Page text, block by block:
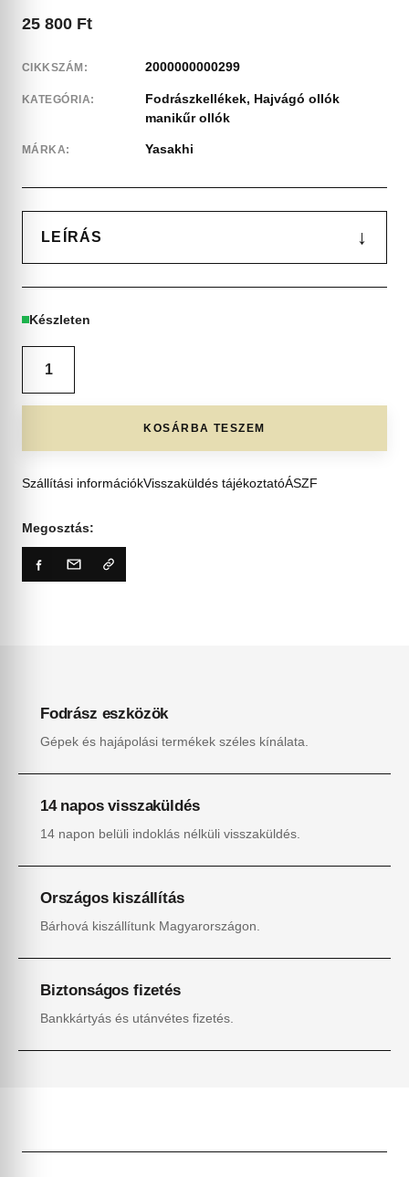
25 800 Ft
CIKKSZÁM: 2000000000299
KATEGÓRIA: Fodrászkellékek, Hajvágó ollók
manikűr ollók
MÁRKA: Yasakhi
LEÍRÁS ↓
Készleten
KOSÁRBA TESZEM
Szállítási információkVisszaküldés tájékoztatóÁSZF
Megosztás:
Fodrász eszközök
Gépek és hajápolási termékek széles kínálata.
14 napos visszaküldés
14 napon belüli indoklás nélküli visszaküldés.
Országos kiszállítás
Bárhová kiszállítunk Magyarországon.
Biztonságos fizetés
Bankkártyás és utánvétes fizetés.